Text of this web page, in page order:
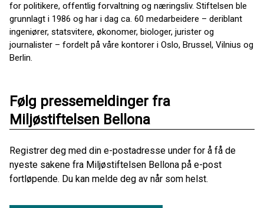
for politikere, offentlig forvaltning og næringsliv. Stiftelsen ble
grunnlagt i 1986 og har i dag ca. 60 medarbeidere – deriblant
ingeniører, statsvitere, økonomer, biologer, jurister og
journalister – fordelt på våre kontorer i Oslo, Brussel, Vilnius og
Berlin.
Følg pressemeldinger fra
Miljøstiftelsen Bellona
Registrer deg med din e-postadresse under for å få de
nyeste sakene fra Miljøstiftelsen Bellona på e-post
fortløpende. Du kan melde deg av når som helst.